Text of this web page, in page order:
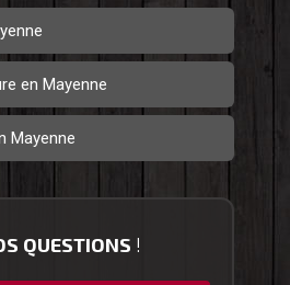
en Mayenne
Mayenne
QUESTIONS !